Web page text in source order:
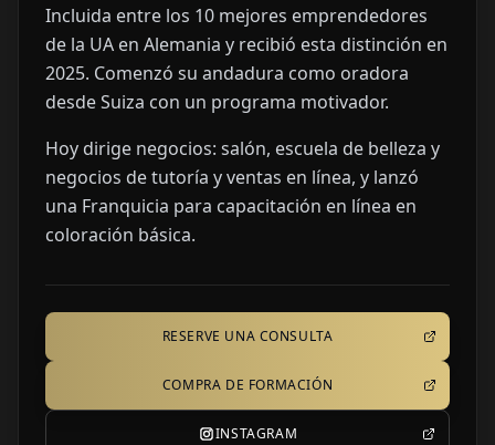
Incluida entre los 10 mejores emprendedores
de la UA en Alemania y recibió esta distinción en
2025. Comenzó su andadura como oradora
desde Suiza con un programa motivador.
Hoy dirige negocios: salón, escuela de belleza y
negocios de tutoría y ventas en línea, y lanzó
una Franquicia para capacitación en línea en
coloración básica.
RESERVE UNA CONSULTA
COMPRA DE FORMACIÓN
INSTAGRAM